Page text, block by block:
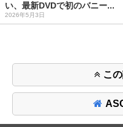
い、最新DVDで初のバニー...
2026年5月3日
こ